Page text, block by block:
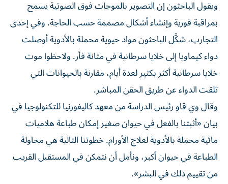
ويقول الباحثون إن التصوير بالموجات فوق الصوتية يسمح
بمراقبة فورية وإنشاء أشكال مصممة حسب الحاجة. وفي إحدى
التجارب، شكَّل الباحثون مواد حيوية محملة بالأدوية أوصلت
دواء كيماويا إلى خلايا سرطانية في مثانة فأر. ولاحظوا موت
خلايا سرطانية أكثر بكثير لعدة أيام، مقارنة بالحيوانات التي
تلقت الدواء عن طريق الحقن المباشر.
وقال وي قاو رئيس الدراسة من معهد كاليفورنيا للتكنولوجيا في
بيان «أثبتنا بالفعل في حيوان صغير إمكان طباعة هلاميات
مائية محملة بالأدوية لعلاج الأورام. خطوتنا التالية هي محاولة
الطباعة في حيوان أكبر، ونأمل أن نتمكن في المستقبل القريب
من تقييم ذلك في البشر».